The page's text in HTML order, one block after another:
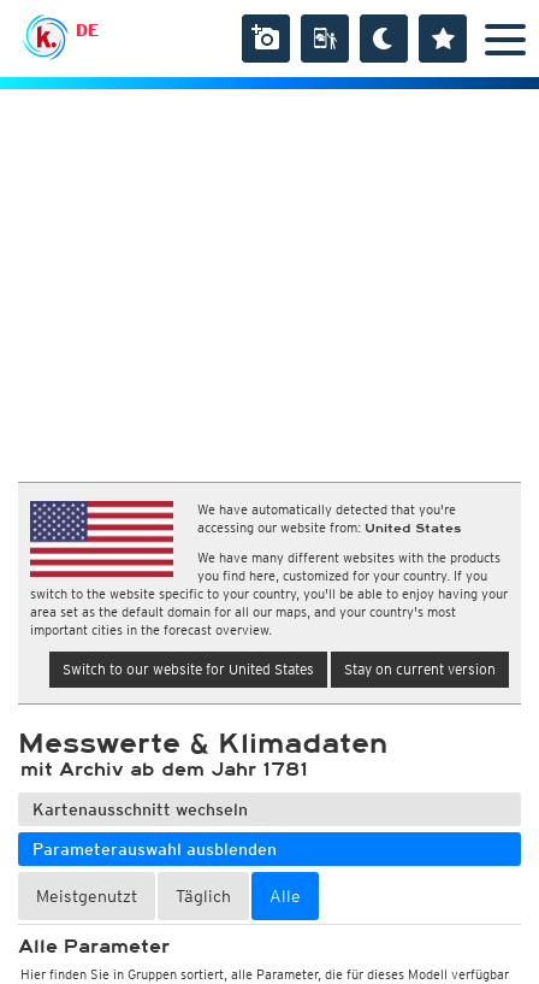
DE
We have automatically detected that you're
accessing our website from: United States
We have many different websites with the products
you find here, customized for your country. If you
switch to the website specific to your country, you'll be able to enjoy having your
area set as the default domain for all our maps, and your country's most
important cities in the forecast overview.
Switch to our website for United States Stay on current version
Messwerte & Klimadaten
mit Archiv ab dem Jahr 1781
Kartenausschnitt wechseln
Parameterauswahl ausblenden
Meistgenutzt Täglich Alle
Alle Parameter
Hier finden Sie in Gruppen sortiert, alle Parameter, die für dieses Modell verfügbar
Wetter, Luftdruck
Temperatur und Luftfeuchtigkeit
Temperatur 2m (°C)
Temperatur 2m, 10min (°C)
Temperatur 5cm (°C)
Temperatur 5cm, 10min (°C)
Max. Temperatur 2m, 10min (°C)
Max. Temperatur 2m, 1std (°C)
Min. Temperatur 2m, 10min (°C)
Min. Temperatur 2m, 1std (°C)
Max. Temperatur 2m, 12std (°C)
Max. Temperatur 2m, 12std, alle 10min (°C)
Min. Temperatur 2m, 12std (°C)